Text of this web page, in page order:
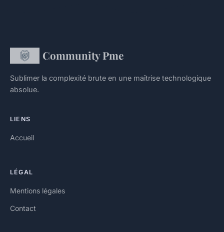
Community Pme
Sublimer la complexité brute en une maîtrise technologique
absolue.
LIENS
Accueil
LÉGAL
Mentions légales
Contact